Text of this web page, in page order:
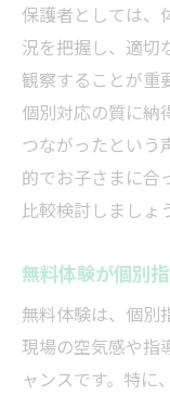
個別指
る
無料体験を
個別指
る
無料体
よう
無料体
個別指
価
保護者としては、
況を把握し、適切
観察することが重
個別対応の質に納
つながったという
的でお子さまに合
比較検討しましょ
無料体験が個別
無料体験は、個別
現場の空気感や指
ャンスです。特に